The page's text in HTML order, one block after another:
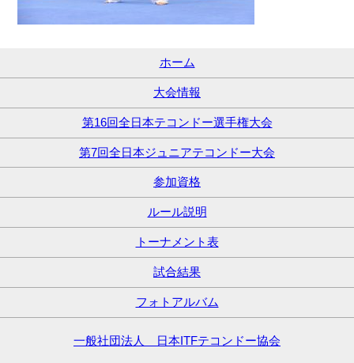
ホーム
大会情報
第16回全日本テコンドー選手権大会
第7回全日本ジュニアテコンドー大会
参加資格
ルール説明
トーナメント表
試合結果
フォトアルバム
一般社団法人 日本ITFテコンドー協会